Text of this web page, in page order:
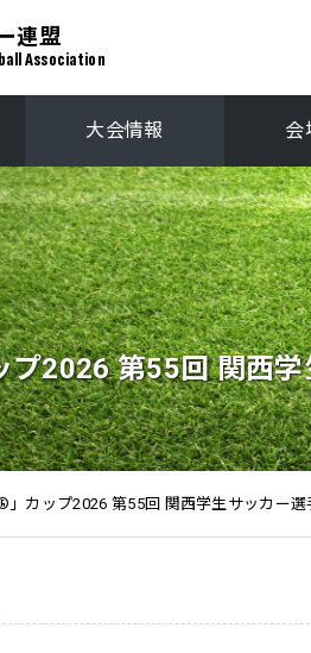
連盟
Association
大会情報
プレーオフ
関西学生選抜
会
2026 第55回 関西
」カップ2026 第55回 関西学生サッカー